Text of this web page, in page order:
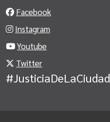
Facebook
Instagram
Youtube
Twitter
#JusticiaDeLaCiudad